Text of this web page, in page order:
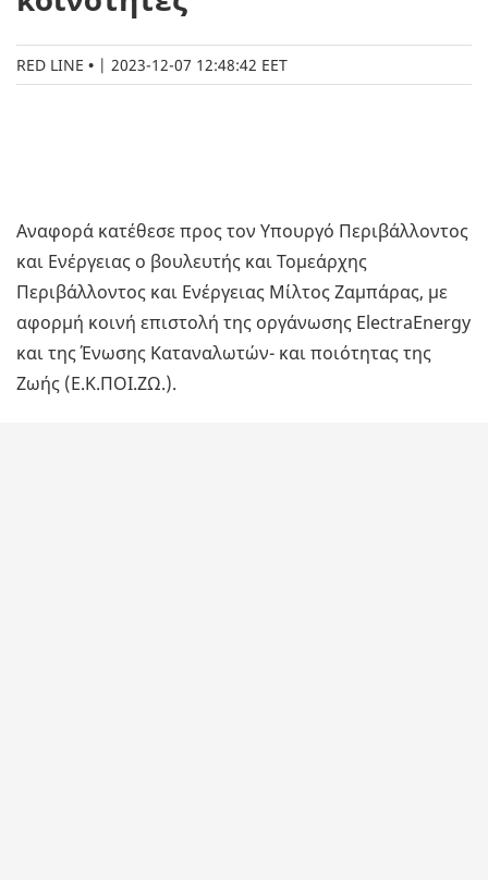
RED LINE | 2023-12-07 12:48:42 EET
Αναφορά κατέθεσε προς τον Υπουργό Περιβάλλοντος
και Ενέργειας ο βουλευτής και Τομεάρχης
Περιβάλλοντος και Ενέργειας Μίλτος Ζαμπάρας, με
αφορμή κοινή επιστολή της οργάνωσης ElectraEnergy
και της Ένωσης Καταναλωτών- και ποιότητας της
Ζωής (Ε.Κ.ΠΟΙ.ΖΩ.).